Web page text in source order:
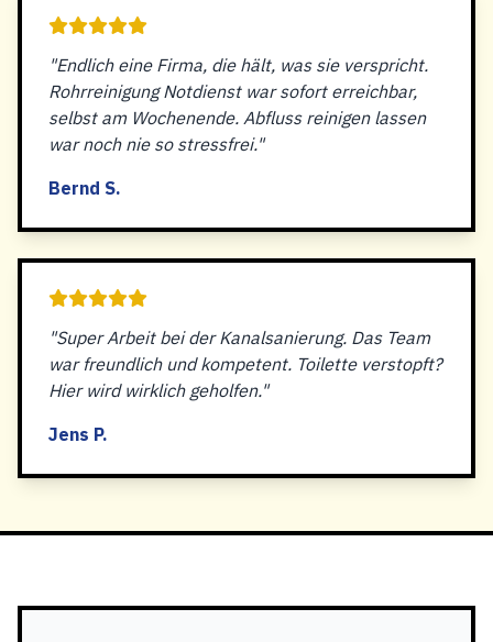
"Endlich eine Firma, die hält, was sie verspricht.
Rohrreinigung Notdienst war sofort erreichbar,
selbst am Wochenende. Abfluss reinigen lassen
war noch nie so stressfrei."
Bernd S.
"Super Arbeit bei der Kanalsanierung. Das Team
war freundlich und kompetent. Toilette verstopft?
Hier wird wirklich geholfen."
Jens P.